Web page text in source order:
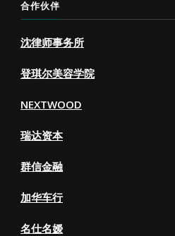
合作伙伴
沈律师事务所
登琪尔美容学院
NEXTWOOD
瑞达资本
群信金融
加华车行
名仕名嫒